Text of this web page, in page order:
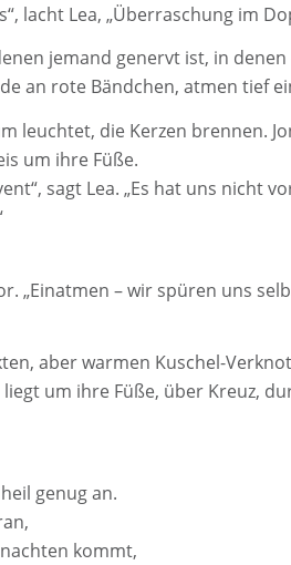
lacht Lea, „Überraschung im
jemand genervt ist, in
an rote Bändchen, atmen tief
leuchtet, die Kerzen brennen.
um ihre Füße.
sagt Lea. „Es hat uns nicht
„Einatmen – wir spüren uns
aber warmen Kuschel-
um ihre Füße, über Kreuz,
genug an.
kommt,